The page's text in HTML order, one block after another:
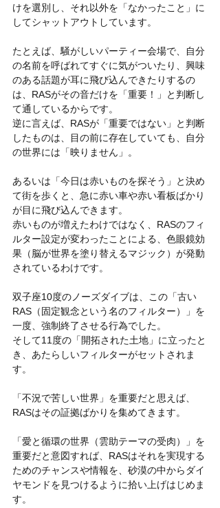
けを選別し、それ以外を「なかったこと」に
してシャットアウトしています。
たとえば、騒がしいパーティー会場で、自分
の名前を呼ばれてすぐに気がついたり、興味
のある話題が耳に飛び込んできたりするの
は、RASがその音だけを「重要！」と判断し
て通しているからです。
逆に言えば、RASが「重要ではない」と判断
したものは、目の前に存在していても、自分
の世界には「映りません」。
あるいは「今日は赤いものを探そう」と決め
て街を歩くと、急に赤い車や赤い看板ばかり
が目に飛び込んできます。
赤いものが増えたわけではなく、RASのフィ
ルター設定が変わったことによる、色眼鏡効
果（脳が世界を塗り替えるマジック）が発動
されているわけです。
双子座10度のノーズダイブは、この「古い
RAS（固定観念という名のフィルター）」を
一度、強制終了させる行為でした。
そして11度の「開拓された土地」に立ったと
き、あたらしいフィルターがセットされま
す。
「不況で苦しい世界」を重要だと思えば、
RASはその証拠ばかりを集めてきます。
「愛と循環の世界（雲助テーマの受肉）」を
重要だと意図すれば、RASはそれを実現する
ためのチャンスや情報を、砂漠の中からダイ
ヤモンドを見つけるように拾い上げはじめま
す。